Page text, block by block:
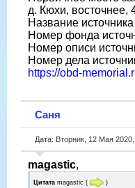
д. Кюхи, восточнее,
Название
Номер фонда
Номер описи
Номер дела
https://obd-
Саня
Дата: Вторник, 12 Мая
magastic,
Цитата magastic ( )